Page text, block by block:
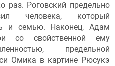
раз. Роговский предельно
человека, который
и семью. Наконец, Адам
со свойственной ему
предельной
Омика в картине Рюсукэ